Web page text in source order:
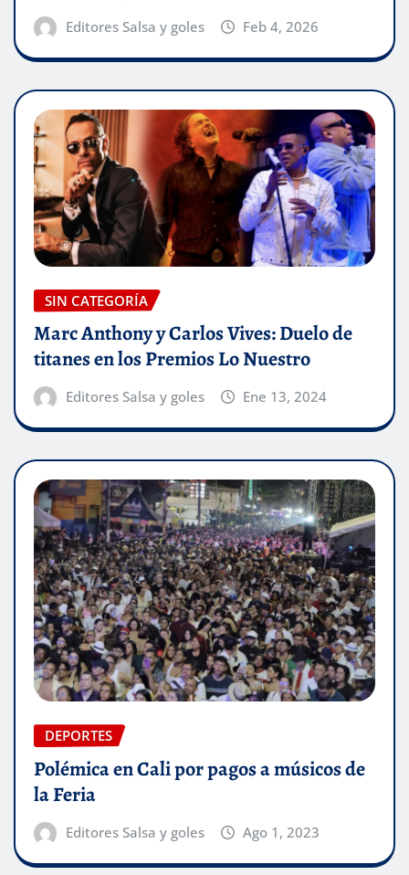
Editores Salsa y goles Feb 4, 2026
SIN CATEGORÍA
Marc Anthony y Carlos Vives: Duelo de
titanes en los Premios Lo Nuestro
Editores Salsa y goles Ene 13, 2024
DEPORTES
Polémica en Cali por pagos a músicos de
la Feria
Editores Salsa y goles Ago 1, 2023